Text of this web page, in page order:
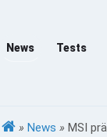
News Tests
» News » MSI